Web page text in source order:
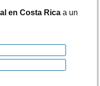
en Costa Rica a un